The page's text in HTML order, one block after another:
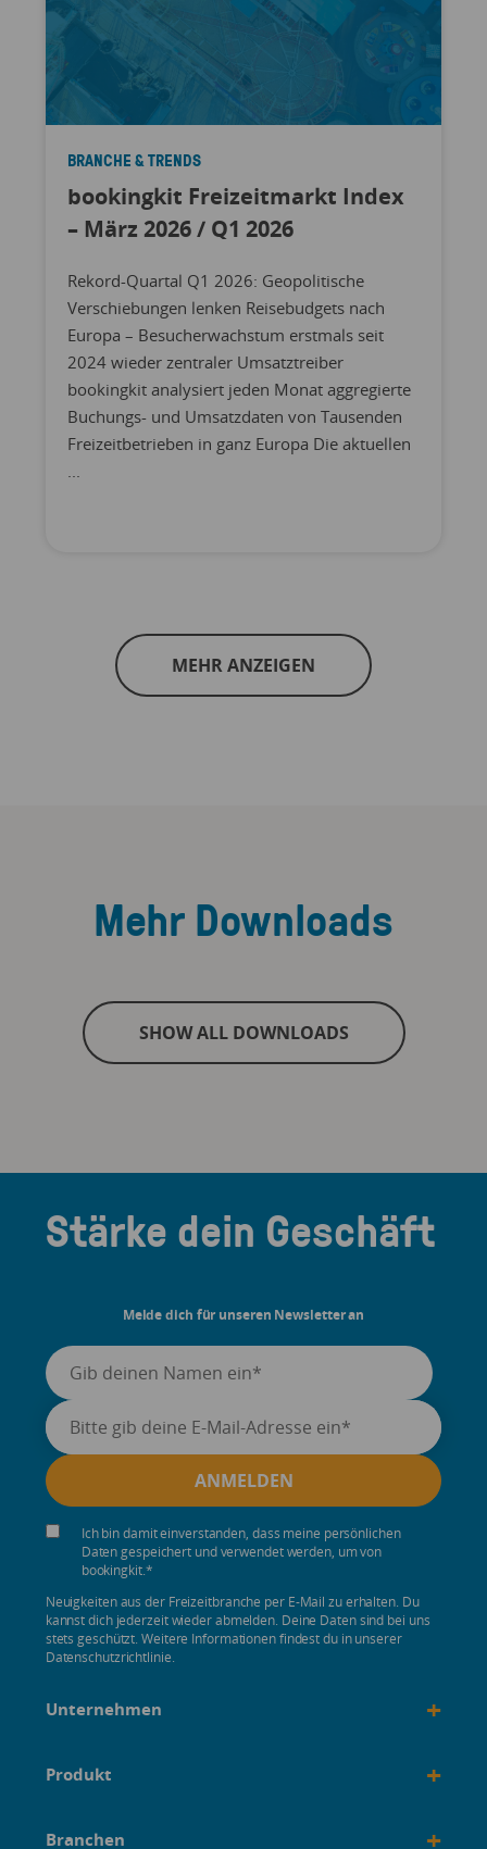
BRANCHE & TRENDS
bookingkit Freizeitmarkt Index
– März 2026 / Q1 2026
Rekord-Quartal Q1 2026: Geopolitische
Verschiebungen lenken Reisebudgets nach
Europa – Besucherwachstum erstmals seit
2024 wieder zentraler Umsatztreiber
bookingkit analysiert jeden Monat aggregierte
Buchungs- und Umsatzdaten von Tausenden
Freizeitbetrieben in ganz Europa Die aktuellen
...
MEHR ANZEIGEN
Mehr Downloads
SHOW ALL DOWNLOADS
Stärke dein Geschäft
Melde dich für unseren Newsletter an
Ich bin damit einverstanden, dass meine persönlichen
Daten gespeichert und verwendet werden, um von
bookingkit.*
Neuigkeiten aus der Freizeitbranche per E-Mail zu erhalten. Du
kannst dich jederzeit wieder abmelden. Deine Daten sind bei uns
stets geschützt. Weitere Informationen findest du in unserer
Datenschutzrichtlinie.
Unternehmen +
Produkt +
Branchen +